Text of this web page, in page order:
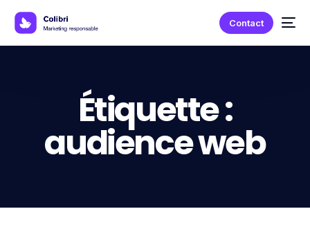
Contact
Étiquette :
audience web